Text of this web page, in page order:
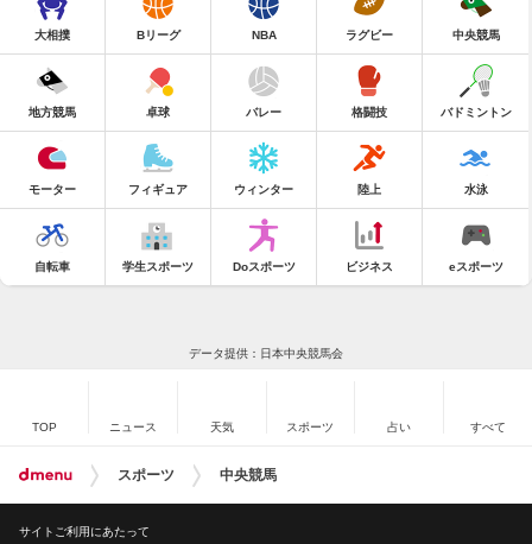
大相撲 Bリーグ NBA ラグビー 中央競馬
地方競馬 卓球 バレー 格闘技 バドミントン
モーター フィギュア ウィンター 陸上 水泳
自転車 学生スポーツ Doスポーツ ビジネス eスポーツ
データ提供：日本中央競馬会
TOP ニュース 天気 スポーツ 占い すべて
スポーツ 中央競馬
サイトご利用にあたって